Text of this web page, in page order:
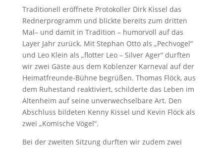
Traditionell eröffnete Protokoller Dirk Kissel das
Rednerprogramm und blickte bereits zum dritten
Mal– und damit in Tradition – humorvoll auf das
Layer Jahr zurück. Mit Stephan Otto als „Pechvogel“
und Leo Klein als „flotter Leo – Silver Ager“ durften
wir zwei Gäste aus dem Koblenzer Karneval auf der
Heimatfreunde-Bühne begrüßen. Thomas Flöck, aus
dem Ruhestand reaktiviert, schilderte das Leben im
Altenheim auf seine unverwechselbare Art. Den
Abschluss bildeten Kenny Kissel und Kevin Flöck als
zwei „Komische Vögel“.
Bei der zweiten Sitzung durften wir zudem zwei